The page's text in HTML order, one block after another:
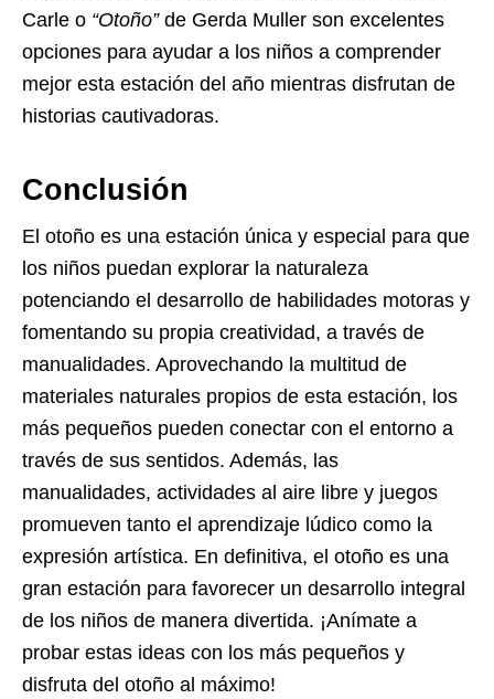
Carle o “Otoño”de Gerda Muller son excelentes
opciones para ayudar a los niños a comprender
mejor esta estación del año mientras disfrutan de
historias cautivadoras.
Conclusión
El otoño es una estación única y especial para que
los niños puedan explorar la naturaleza
potenciando el desarrollo de habilidades motoras y
fomentando su propia creatividad, a través de
manualidades. Aprovechando la multitud de
materiales naturales propios de esta estación, los
más pequeños pueden conectar con el entorno a
través de sus sentidos. Además, las
manualidades, actividades al aire libre y juegos
promueven tanto el aprendizaje lúdico como la
expresión artística. En definitiva, el otoño es una
gran estación para favorecer un desarrollo integral
de los niños de manera divertida. ¡Anímate a
probar estas ideas con los más pequeños y
disfruta del otoño al máximo!